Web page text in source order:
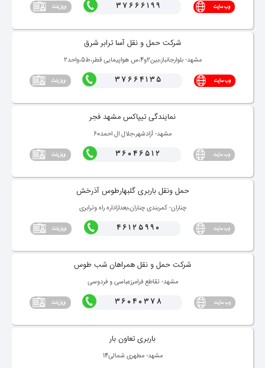
37666199
شركت حمل و نقل آسا ترابر شرق
مشهد- بلوارجانباز،بین2و4،س هواپیمایی قطر،ط5،واحد2
37664135
نمایندگی تیپاكس مشهد فجر
مشهد- آزادشهر،جلال ال احمد60
36046512
حمل ونقل باربری گلبهارطوس آذرخش
چناران- كمربندی چناران،بعدازاداره راه وترابری
46125990
شركت حمل و نقل همراهان شب طوس
مشهد- تقاطع فرامرزعباسی و فردوسی
36040378
باربری تعاون بار
مشهد- مطهری شمالی14